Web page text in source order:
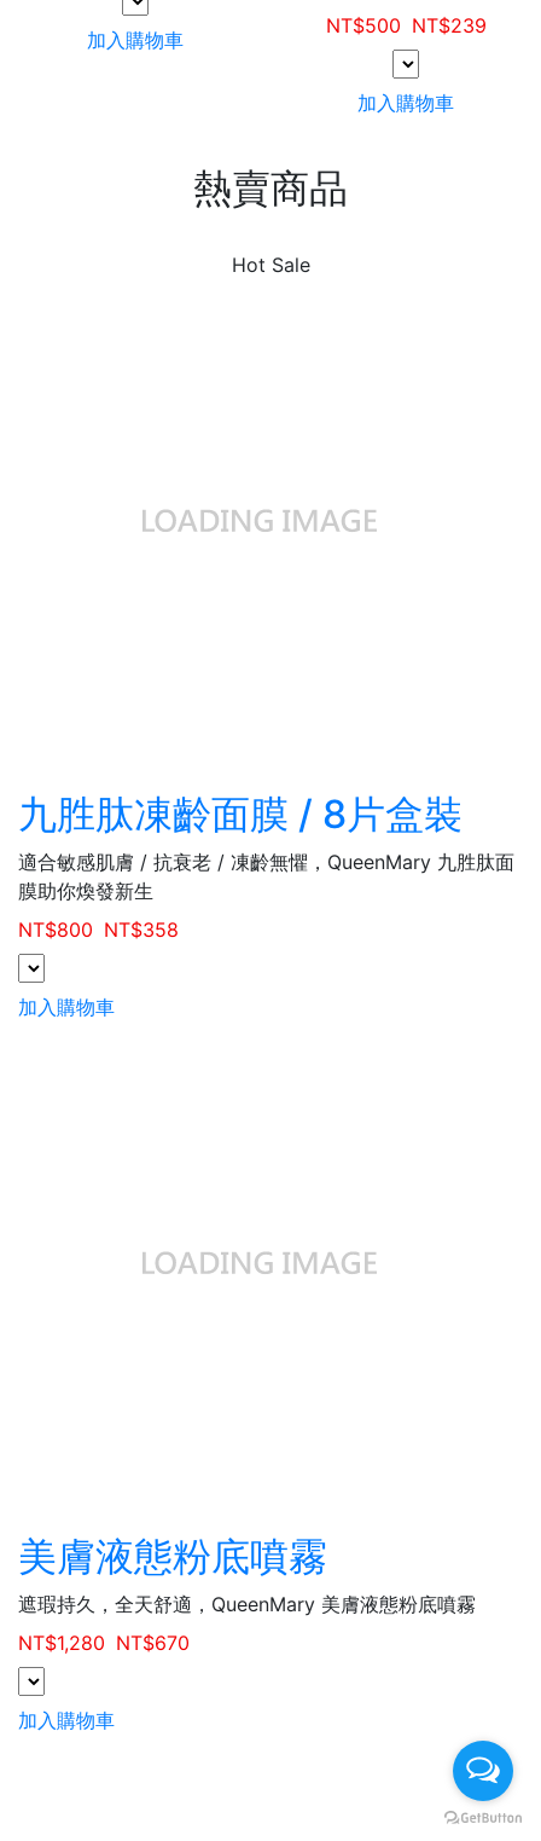
加入購物車
NT$500 NT$239
加入購物車
熱賣商品
Hot Sale
九胜肽凍齡面膜 / 8片盒裝
適合敏感肌膚 / 抗衰老 / 凍齡無懼，QueenMary 九胜肽面
膜助你煥發新生
NT$800 NT$358
加入購物車
美膚液態粉底噴霧
遮瑕持久，全天舒適，QueenMary 美膚液態粉底噴霧
NT$1,280 NT$670
加入購物車